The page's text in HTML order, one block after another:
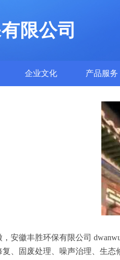
限公司
企业文化 产品服务
安徽丰胜环保有限公司
、固废处理、噪声治理、生